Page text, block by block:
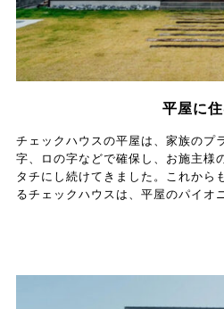
平屋に
チェックハウスの平屋は、家族のプ
字、ロの字などで確保し、お施主様
タチにし続けてきました。これから
るチェックハウスは、平屋のパイオ